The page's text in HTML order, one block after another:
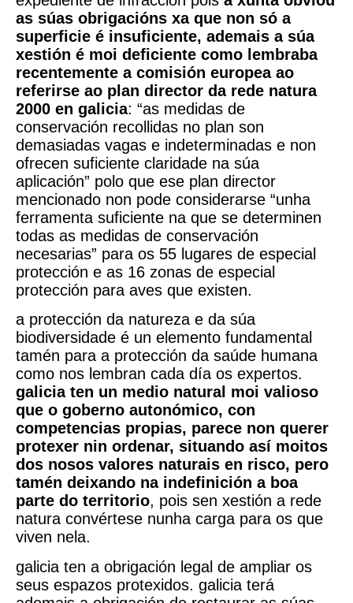
as súas obrigacións xa que non só a
superficie é insuficiente, ademais a súa
xestión é moi deficiente como lembraba
recentemente a comisión europea ao
referirse ao plan director da rede natura
2000 en galicia: “as medidas de
conservación recollidas no plan son
demasiadas vagas e indeterminadas e non
ofrecen suficiente claridade na súa
aplicación” polo que ese plan director
mencionado non pode considerarse “unha
ferramenta suficiente na que se determinen
todas as medidas de conservación
necesarias” para os 55 lugares de especial
protección e as 16 zonas de especial
protección para aves que existen.
a protección da natureza e da súa
biodiversidade é un elemento fundamental
tamén para a protección da saúde humana
como nos lembran cada día os expertos.
galicia ten un medio natural moi valioso
que o goberno autonómico, con
competencias propias, parece non querer
protexer nin ordenar, situando así moitos
dos nosos valores naturais en risco, pero
tamén deixando na indefinición a boa
parte do territorio, pois sen xestión a rede
natura convértese nunha carga para os que
viven nela.
galicia ten a obrigación legal de ampliar os
seus espazos protexidos. galicia terá